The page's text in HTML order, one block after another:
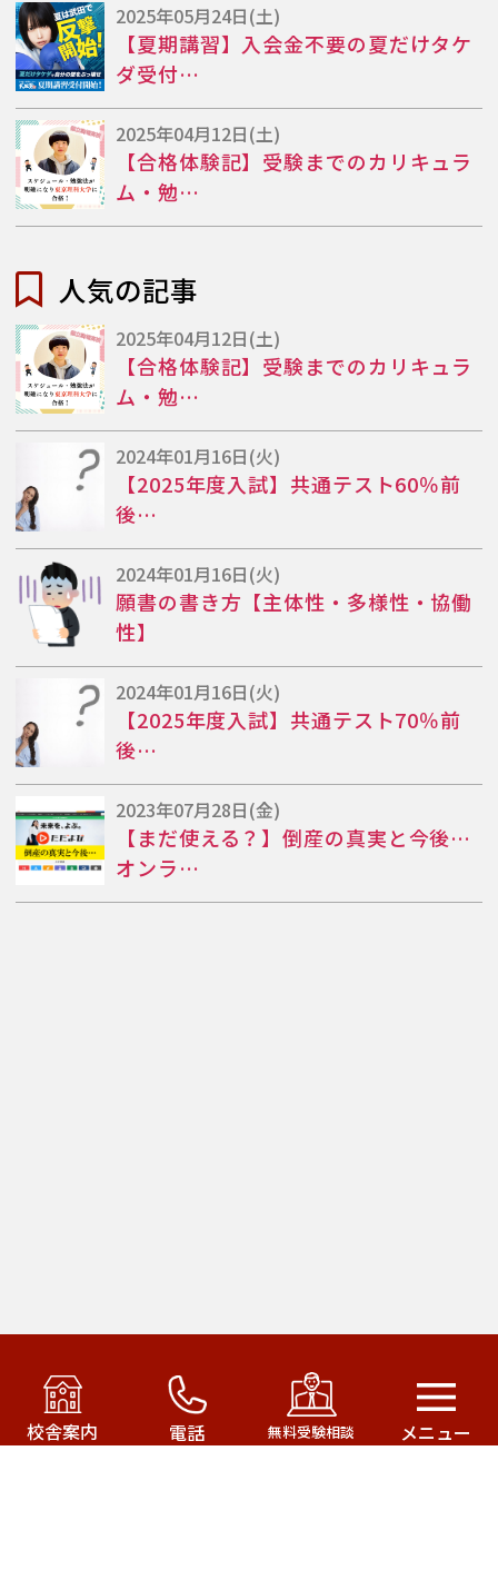
2025年05月24日(土)
【夏期講習】入会金不要の夏だけタケ
ダ受付…
2025年04月12日(土)
【合格体験記】受験までのカリキュラ
ム・勉…
人気の記事
2025年04月12日(土)
【合格体験記】受験までのカリキュラ
ム・勉…
2024年01月16日(火)
【2025年度入試】共通テスト60％前
後…
2024年01月16日(火)
願書の書き方【主体性・多様性・協働
性】
2024年01月16日(火)
【2025年度入試】共通テスト70％前
後…
2023年07月28日(金)
【まだ使える？】倒産の真実と今後…
オンラ…
アカデミー・オブ・ファースト・パシフィック運営の
武田塾はこちら！
武田塾三軒茶屋校
校舎案内 電話 無料受験相談 メニュー